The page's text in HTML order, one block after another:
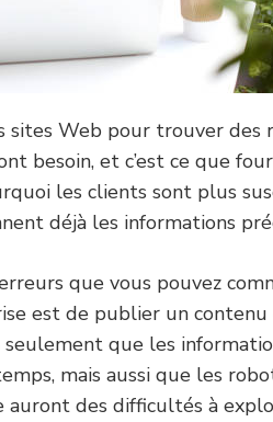
sites Web pour trouver des
besoin, et c’est ce que
les clients sont plus
déjà les informations
erreurs que vous pouvez
est de publier un
que les
mais aussi que les
auront des difficultés à